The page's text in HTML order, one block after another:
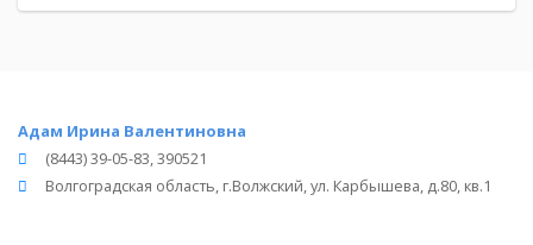
Адам Ирина Валентиновна
(8443) 39-05-83, 390521
Волгоградская область, г.Волжский, ул. Карбышева, д.80, кв.1